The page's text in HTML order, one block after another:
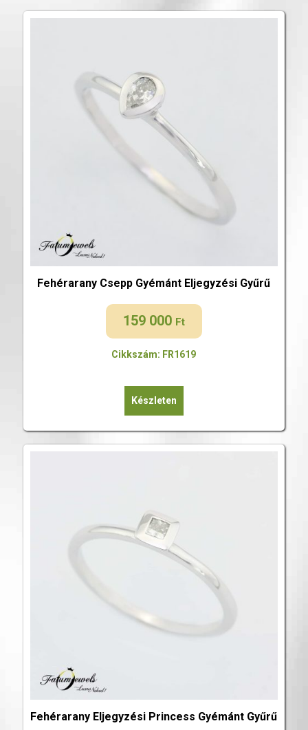
Fehérarany Csepp Gyémánt Eljegyzési Gyűrű
159 000 Ft
Cikkszám: FR1619
Készleten
Fehérarany Eljegyzési Princess Gyémánt Gyűrű